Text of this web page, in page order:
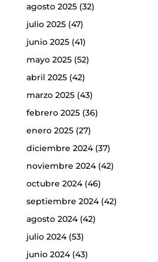
agosto 2025(32)
julio 2025(47)
junio 2025(41)
mayo 2025(52)
abril 2025(42)
marzo 2025(43)
febrero 2025(36)
enero 2025(27)
diciembre 2024(37)
noviembre 2024(42)
octubre 2024(46)
septiembre 2024(42)
agosto 2024(42)
julio 2024(53)
junio 2024(43)